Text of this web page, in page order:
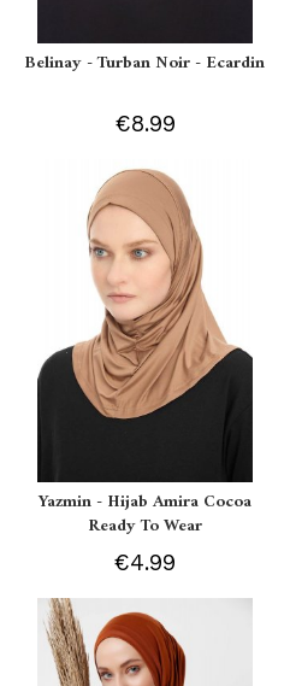
Belinay - Turban Noir - Ecardin
€8.99
Yazmin - Hijab Amira Cocoa
Ready To Wear
€4.99